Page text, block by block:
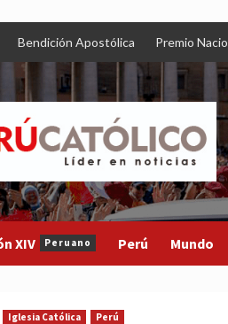
Bendición Apostólica Premio
XIV Peruano Perú Mundo
Iglesia Católica Perú